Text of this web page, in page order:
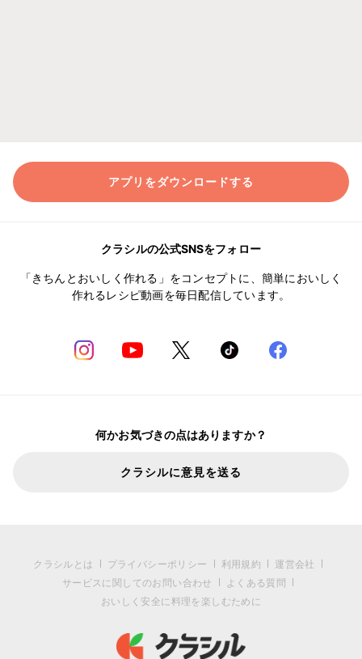
アプリをダウンロードする
クラシルの公式SNSをフォロー
「きちんとおいしく作れる」をコンセプトに、簡単においしく
作れるレシピ動画を毎日配信しています。
何かお気づきの点はありますか？
クラシルに意見を送る
クラシルとは プライバシーポリシー 利用規約
運営会社
サービスに関してのお問い合わせ
よくある質問
おいしく安全に料理を楽しむために